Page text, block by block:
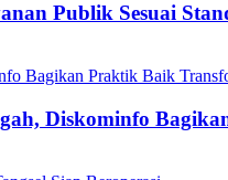
Publik Sesuai
Diskominfo